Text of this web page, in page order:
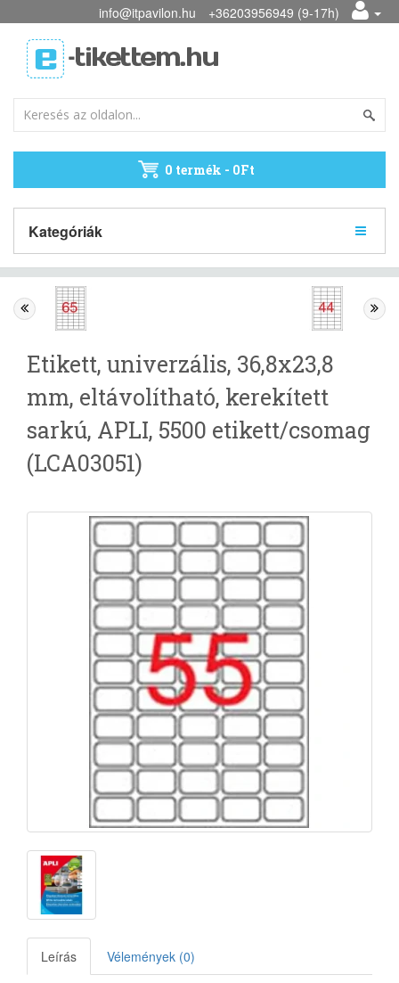
info@itpavilon.hu +36203956949 (9-17h)
0 termék - 0Ft
Kategóriák
Etikett, univerzális, 36,8x23,8
mm, eltávolítható, kerekített
sarkú, APLI, 5500 etikett/csomag
(LCA03051)
Leírás Vélemények (0)